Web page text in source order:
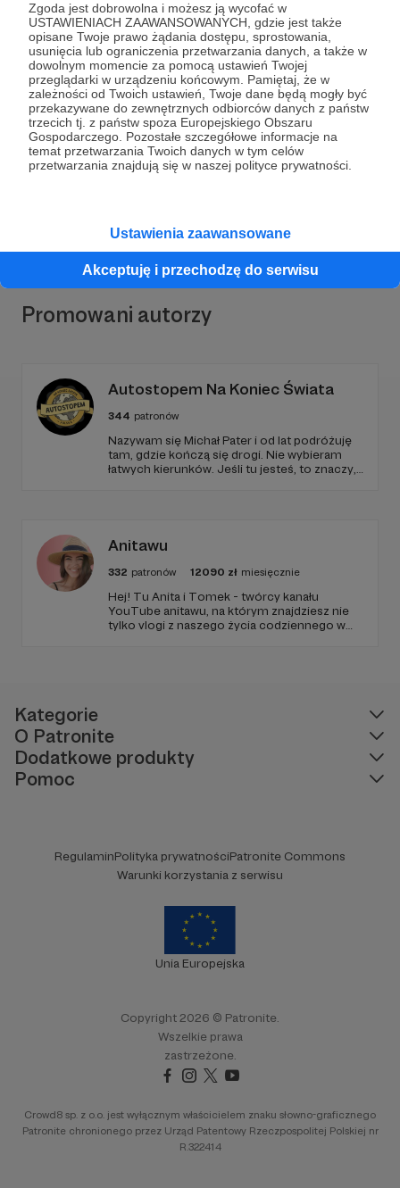
Zgoda jest dobrowolna i możesz ją wycofać w
USTAWIENIACH ZAAWANSOWANYCH, gdzie jest także
opisane Twoje prawo żądania dostępu, sprostowania,
usunięcia lub ograniczenia przetwarzania danych, a także w
dowolnym momencie za pomocą ustawień Twojej
przeglądarki w urządzeniu końcowym. Pamiętaj, że w
zależności od Twoich ustawień, Twoje dane będą mogły być
przekazywane do zewnętrznych odbiorców danych z państw
trzecich tj. z państw spoza Europejskiego Obszaru
Gospodarczego. Pozostałe szczegółowe informacje na
temat przetwarzania Twoich danych w tym celów
przetwarzania znajdują się w naszej polityce prywatności.
Ustawienia zaawansowane
Akceptuję i przechodzę do serwisu
Dołącz do grona Patronów!
Wesprzyj działalność AutoraMateusz Stawarz -
Zieloni w podróżyjuż teraz!
Promowani autorzy
Autostopem Na Koniec Świata
344 patronów
Nazywam się Michał Pater i od lat podróżuję
tam, gdzie kończą się drogi. Nie wybieram
łatwych kierunków. Jeśli tu jesteś, to znaczy,
Anitawu
332 patronów 12090 zł miesięcznie
Hej! Tu Anita i Tomek - twórcy kanału
YouTube anitawu, na którym znajdziesz nie
tylko vlogi z naszego życia codziennego w
Kategorie
O Patronite
Dodatkowe produkty
Pomoc
RegulaminPolityka prywatnościPatronite Commons
Warunki korzystania z serwisu
Unia Europejska
Copyright 2026 © Patronite.
Wszelkie prawa
zastrzeżone.
Crowd8 sp. z o.o. jest wyłącznym właścicielem znaku słowno-graficznego
Patronite chronionego przez Urząd Patentowy Rzeczpospolitej Polskiej nr
R.322414